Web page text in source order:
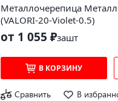
Металлочерепица
(VALORI-20-Violet-0.5)
от 1 055 ₽зашт
В КОРЗИНУ
Сравнить В